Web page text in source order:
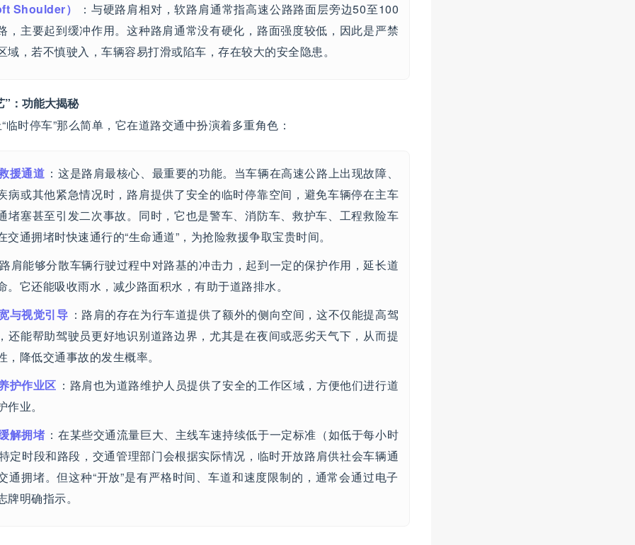
Shoulder）
：与硬路肩相对，软路肩通常指高速公路路面层旁边50至100
，主要起到缓冲作用。这种路肩通常没有硬化，路面强度较低，因此是严禁
域，若不慎驶入，车辆容易打滑或陷车，存在较大的安全隐患。
”：功能大揭秘
临时停车”那么简单，它在道路交通中扮演着多重角色：
援通道 ：这是路肩最核心、最重要的功能。当车辆在高速公路上出现故障、
病或其他紧急情况时，路肩提供了安全的临时停靠空间，避免车辆停在主车
堵塞甚至引发二次事故。同时，它也是警车、消防车、救护车、工程救险车
交通拥堵时快速通行的“生命通道”，为抢险救援争取宝贵时间。
路肩能够分散车辆行驶过程中对路基的冲击力，起到一定的保护作用，延长道
。它还能吸收雨水，减少路面积水，有助于道路排水。
与视觉引导 ：路肩的存在为行车道提供了额外的侧向空间，这不仅能提高驾
还能帮助驾驶员更好地识别道路边界，尤其是在夜间或恶劣天气下，从而提
，降低交通事故的发生概率。
护作业区 ：路肩也为道路维护人员提供了安全的工作区域，方便他们进行道
业。
解拥堵 ：在某些交通流量巨大、主线车速持续低于一定标准（如低于每小时
定时段和路段，交通管理部门会根据实际情况，临时开放路肩供社会车辆通
通拥堵。但这种“开放”是有严格时间、车道和速度限制的，通常会通过电子
牌明确指示。